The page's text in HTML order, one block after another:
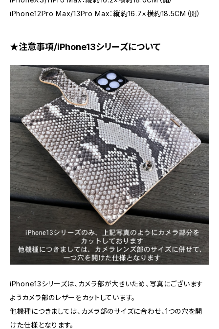
iPhone12Pro Max/13Pro Max：縦約16.7×横約18.5CM（開）
★注意事項/iPhone13シリーズについて
iPhone13シリーズは、カメラ部が大きいため、写真にございます
ようカメラ部のレザーをカットしています。
他機種につきましては、カメラ部のサイズに合わせ、1つの穴を開
けた仕様となります。